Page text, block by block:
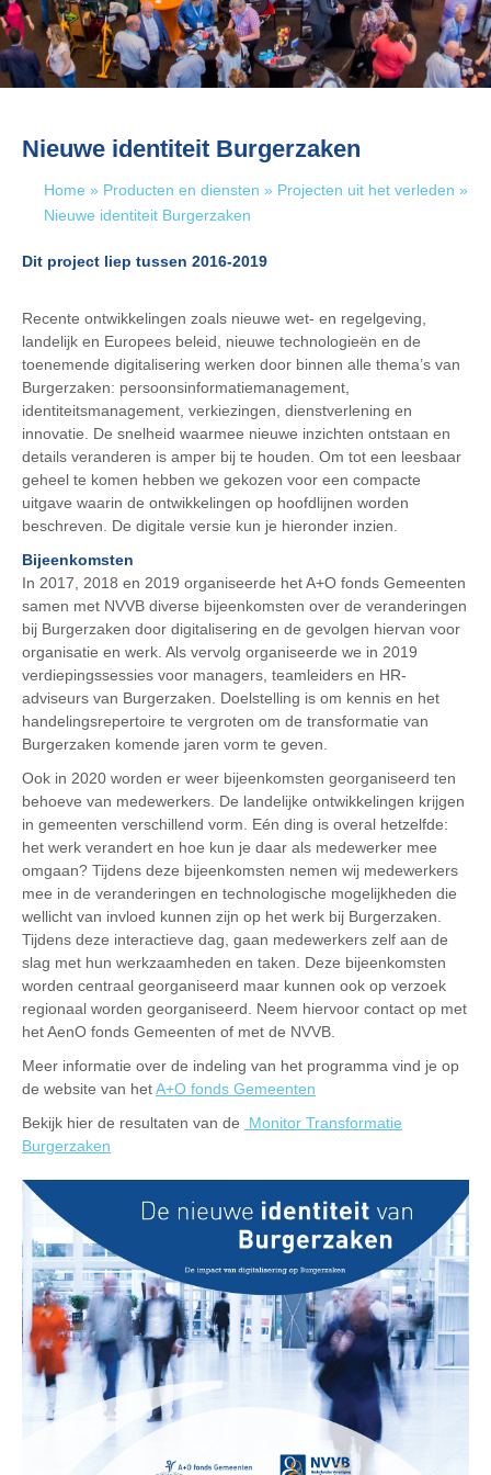
Nieuwe identiteit Burgerzaken
Home » Producten en diensten » Projecten uit het verleden »
Nieuwe identiteit Burgerzaken
Dit project liep tussen 2016-2019
Recente ontwikkelingen zoals nieuwe wet- en regelgeving,
landelijk en Europees beleid, nieuwe technologieën en de
toenemende digitalisering werken door binnen alle thema’s van
Burgerzaken: persoonsinformatiemanagement,
identiteitsmanagement, verkiezingen, dienstverlening en
innovatie. De snelheid waarmee nieuwe inzichten ontstaan en
details veranderen is amper bij te houden. Om tot een leesbaar
geheel te komen hebben we gekozen voor een compacte
uitgave waarin de ontwikkelingen op hoofdlijnen worden
beschreven. De digitale versie kun je hieronder inzien.
Bijeenkomsten
In 2017, 2018 en 2019 organiseerde het A+O fonds Gemeenten
samen met NVVB diverse bijeenkomsten over de veranderingen
bij Burgerzaken door digitalisering en de gevolgen hiervan voor
organisatie en werk. Als vervolg organiseerde we in 2019
verdiepingssessies voor managers, teamleiders en HR-
adviseurs van Burgerzaken. Doelstelling is om kennis en het
handelingsrepertoire te vergroten om de transformatie van
Burgerzaken komende jaren vorm te geven.
Ook in 2020 worden er weer bijeenkomsten georganiseerd ten
behoeve van medewerkers. De landelijke ontwikkelingen krijgen
in gemeenten verschillend vorm. Eén ding is overal hetzelfde:
het werk verandert en hoe kun je daar als medewerker mee
omgaan? Tijdens deze bijeenkomsten nemen wij medewerkers
mee in de veranderingen en technologische mogelijkheden die
wellicht van invloed kunnen zijn op het werk bij Burgerzaken.
Tijdens deze interactieve dag, gaan medewerkers zelf aan de
slag met hun werkzaamheden en taken. Deze bijeenkomsten
worden centraal georganiseerd maar kunnen ook op verzoek
regionaal worden georganiseerd. Neem hiervoor contact op met
het AenO fonds Gemeenten of met de NVVB.
Meer informatie over de indeling van het programma vind je op
de website van hetA+O fonds Gemeenten
Bekijk hier de resultaten van de
Monitor Transformatie
Burgerzaken